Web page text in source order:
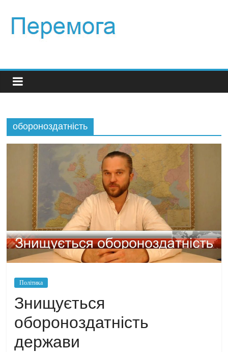
обороноздатність
Політика
Знищується
обороноздатність
держави